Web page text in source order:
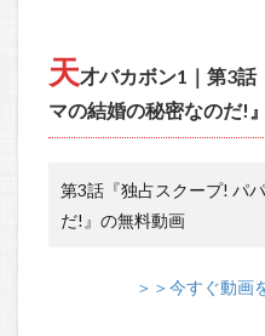
天才バカボン1｜第3話
マの結婚の秘密なのだ!』
第3話『独占スクープ! パ
だ!』の無料動画
＞＞今すぐ動画